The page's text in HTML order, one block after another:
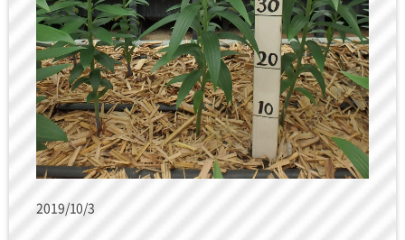
2019/10/3